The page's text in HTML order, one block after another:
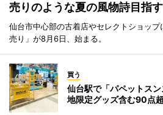
売りのような夏の風物詩目指す
仙台市中心部の古着店やセレクトショッ
売り」が8月6日、始まる。
買う
仙台駅で「パペットス
地限定グッズ含む90点